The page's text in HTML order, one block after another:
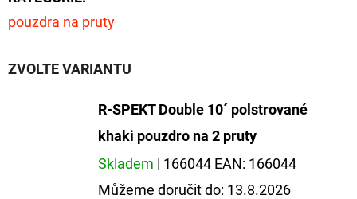
pouzdra na pruty
ZVOLTE VARIANTU
R-SPEKT Double 10´ polstrované
khaki pouzdro na 2 pruty
Skladem | 166044 EAN: 166044
Můžeme doručit do: 13.8.2026